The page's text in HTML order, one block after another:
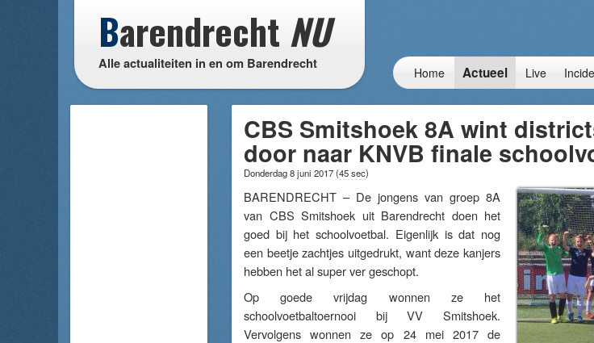
Barendrecht NU
Alle actualiteiten in en om Barendrecht
Home Actueel Live
CBS Smitshoek 8A wint
door naar KNVB finale
Donderdag 8 juni 2017(45 sec)
BARENDRECHT – De jongens van groep 8A
van CBS Smitshoek uit Barendrecht doen het
goed bij het schoolvoetbal. Eigenlijk is dat nog
een beetje zachtjes uitgedrukt, want deze kanjers
hebben het al super ver geschopt.
Op goede vrijdag wonnen ze het
schoolvoetbaltoernooi bij VV Smitshoek.
Vervolgens wonnen ze op 24 mei 2017 de